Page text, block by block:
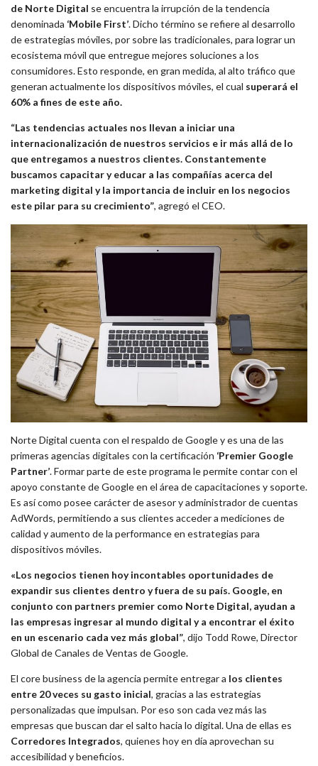
de Norte Digital se encuentra la irrupción de la tendencia
denominada ‘Mobile First’. Dicho término se refiere al desarrollo
de estrategias móviles, por sobre las tradicionales, para lograr un
ecosistema móvil que entregue mejores soluciones a los
consumidores. Esto responde, en gran medida, al alto tráfico que
generan actualmente los dispositivos móviles, el cual superará el
60% a fines de este año.
“Las tendencias actuales nos llevan a iniciar una
internacionalización de nuestros servicios e ir más allá de lo
que entregamos a nuestros clientes. Constantemente
buscamos capacitar y educar a las compañías acerca del
marketing digital y la importancia de incluir en los negocios
este pilar para su crecimiento”, agregó el CEO.
Norte Digital cuenta con el respaldo de Google y es una de las
primeras agencias digitales con la certificación ‘Premier Google
Partner’. Formar parte de este programa le permite contar con el
apoyo constante de Google en el área de capacitaciones y soporte.
Es así como posee carácter de asesor y administrador de cuentas
AdWords, permitiendo a sus clientes acceder a mediciones de
calidad y aumento de la performance en estrategias para
dispositivos móviles.
«Los negocios tienen hoy incontables oportunidades de
expandir sus clientes dentro y fuera de su país. Google, en
conjunto con partners premier como Norte Digital, ayudan a
las empresas ingresar al mundo digital y a encontrar el éxito
en un escenario cada vez más global”, dijo Todd Rowe, Director
Global de Canales de Ventas de Google.
El core business de la agencia permite entregar a los clientes
entre 20 veces su gasto inicial, gracias a las estrategias
personalizadas que impulsan. Por eso son cada vez más las
empresas que buscan dar el salto hacia lo digital. Una de ellas es
Corredores Integrados, quienes hoy en día aprovechan su
accesibilidad y beneficios.